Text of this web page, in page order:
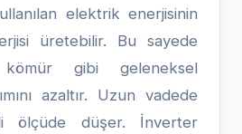
elektrik enerjisinin
üretebilir. Bu sayede
gibi geleneksel
azaltır. Uzun vadede
ölçüde düşer. İnverter